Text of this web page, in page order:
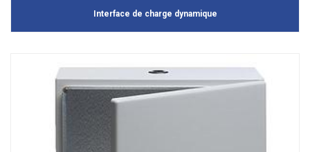
Interface de charge dynamique